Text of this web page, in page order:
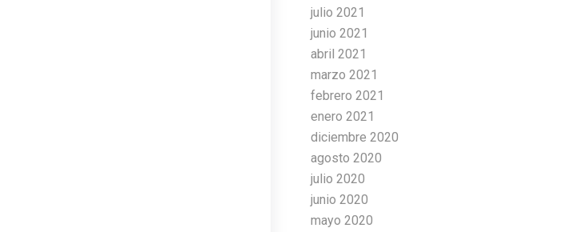
julio 2021
junio 2021
abril 2021
marzo 2021
febrero 2021
enero 2021
diciembre 2020
agosto 2020
julio 2020
junio 2020
mayo 2020